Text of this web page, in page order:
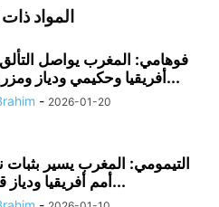
المواد
فوهامي: المغرب يواصل
أفريقيا وحكيمي ودياز ومزراوي أبرز...
- 2026-01-20
التيمومي: المغرب يسير
أمم أفريقيا ودياز قادر على...